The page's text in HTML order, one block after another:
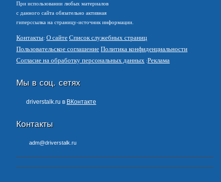
При использовании любых материалов
с данного сайта обязательно активная
гиперссылка на страницу-источник информации.
Контакты О сайте Список служебных страниц
Пользовательское соглашение Политика конфиденциальности
Согласие на обработку персональных данных Реклама
Мы в соц. сетях
driverstalk.ru в ВКонтакте
Контакты
adm@driverstalk.ru